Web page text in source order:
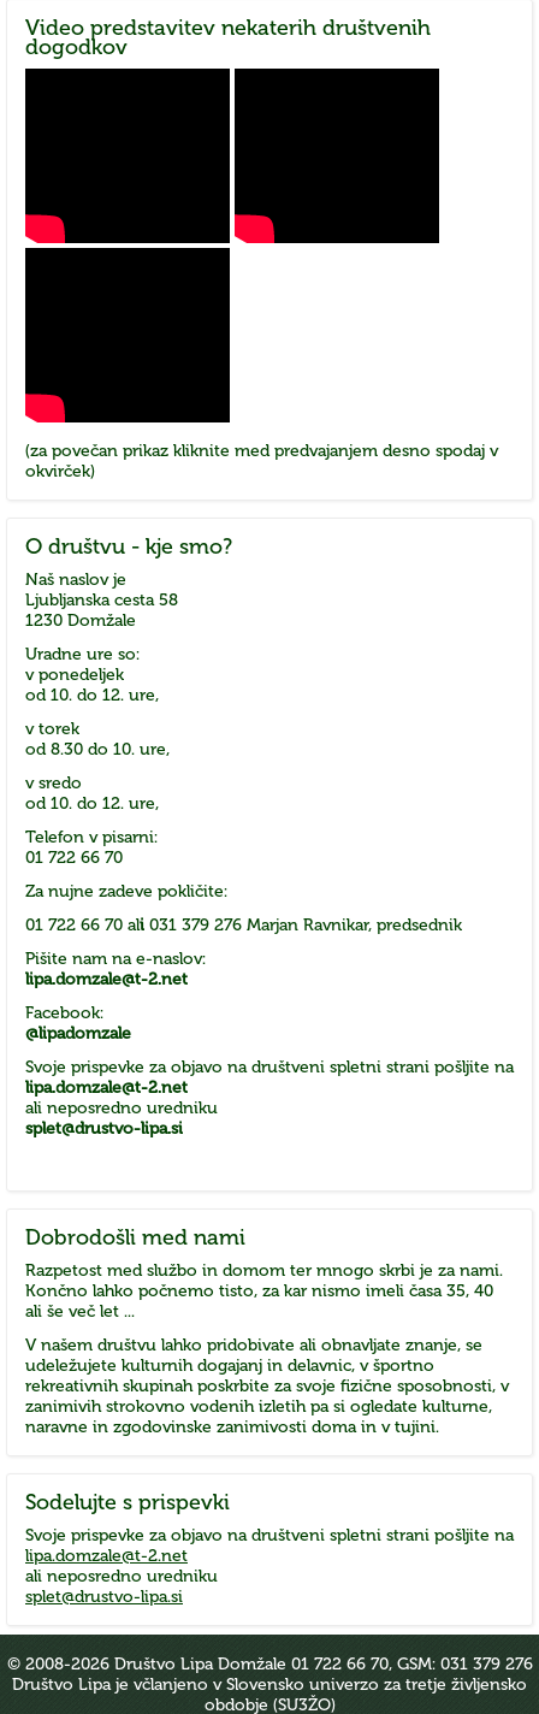
Video predstavitev nekaterih društvenih
dogodkov
(za povečan prikaz kliknite med predvajanjem desno spodaj v
okvirček)
O društvu - kje smo?
Naš naslov je
Ljubljanska cesta 58
1230 Domžale
Uradne ure so:
v ponedeljek
od 10. do 12. ure,
v torek
od 8.30 do 10. ure,
v sredo
od 10. do 12. ure,
Telefon v pisarni:
01 722 66 70
Za nujne zadeve pokličite:
01 722 66 70 ali 031 379 276 Marjan Ravnikar, predsednik
Pišite nam na e-naslov:
lipa.domzale@t-2.net
Facebook:
@lipadomzale
Svoje prispevke za objavo na društveni spletni strani pošljite na
lipa.domzale@t-2.net
ali neposredno uredniku
splet@drustvo-lipa.si
Dobrodošli med nami
Razpetost med službo in domom ter mnogo skrbi je za nami.
Končno lahko počnemo tisto, za kar nismo imeli časa 35, 40
ali še več let ...
V našem društvu lahko pridobivate ali obnavljate znanje, se
udeležujete kulturnih dogajanj in delavnic, v športno
rekreativnih skupinah poskrbite za svoje fizične sposobnosti, v
zanimivih strokovno vodenih izletih pa si ogledate kulturne,
naravne in zgodovinske zanimivosti doma in v tujini.
Sodelujte s prispevki
Svoje prispevke za objavo na društveni spletni strani pošljite na
lipa.domzale@t-2.net
ali neposredno uredniku
splet@drustvo-lipa.si
© 2008-2026 Društvo Lipa Domžale 01 722 66 70, GSM: 031 379 276
Društvo Lipa je včlanjeno v Slovensko univerzo za tretje življensko
obdobje (SU3ŽO)